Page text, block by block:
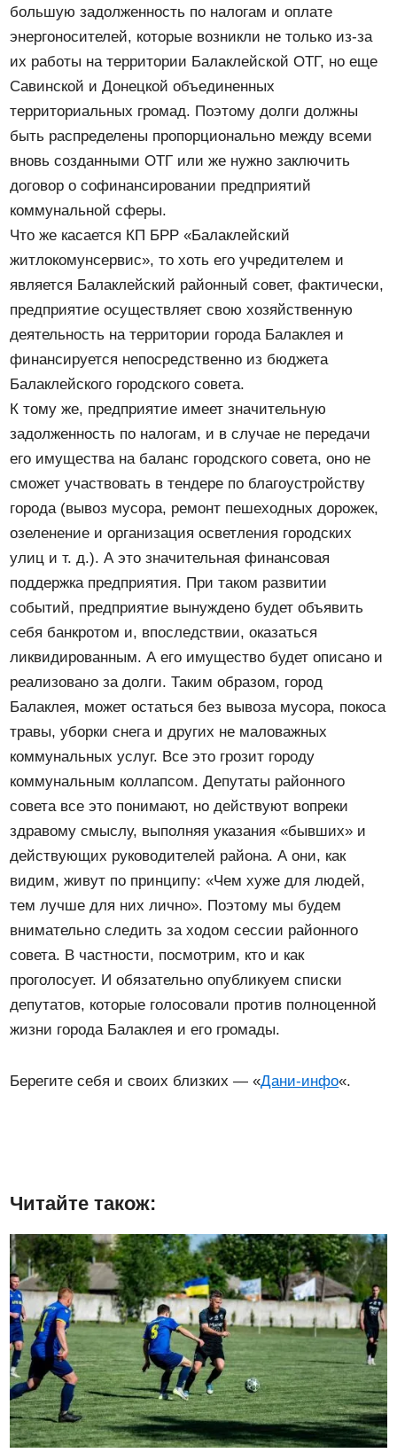
большую задолженность по налогам и оплате
энергоносителей, которые возникли не только из-за
их работы на территории Балаклейской ОТГ, но еще
Савинской и Донецкой объединенных
территориальных громад. Поэтому долги должны
быть распределены пропорционально между всеми
вновь созданными ОТГ или же нужно заключить
договор о софинансировании предприятий
коммунальной сферы.
Что же касается КП БРР «Балаклейский
житлокомунсервис», то хоть его учредителем и
является Балаклейский районный совет, фактически,
предприятие осуществляет свою хозяйственную
деятельность на территории города Балаклея и
финансируется непосредственно из бюджета
Балаклейского городского совета.
К тому же, предприятие имеет значительную
задолженность по налогам, и в случае не передачи
его имущества на баланс городского совета, оно не
сможет участвовать в тендере по благоустройству
города (вывоз мусора, ремонт пешеходных дорожек,
озеленение и организация осветления городских
улиц и т. д.). А это значительная финансовая
поддержка предприятия. При таком развитии
событий, предприятие вынуждено будет объявить
себя банкротом и, впоследствии, оказаться
ликвидированным. А его имущество будет описано и
реализовано за долги. Таким образом, город
Балаклея, может остаться без вывоза мусора, покоса
травы, уборки снега и других не маловажных
коммунальных услуг. Все это грозит городу
коммунальным коллапсом. Депутаты районного
совета все это понимают, но действуют вопреки
здравому смыслу, выполняя указания «бывших» и
действующих руководителей района. А они, как
видим, живут по принципу: «Чем хуже для людей,
тем лучше для них лично». Поэтому мы будем
внимательно следить за ходом сессии районного
совета. В частности, посмотрим, кто и как
проголосует. И обязательно опубликуем списки
депутатов, которые голосовали против полноценной
жизни города Балаклея и его громады.
Берегите себя и своих близких — «Дани-инфо«.
Читайте також: